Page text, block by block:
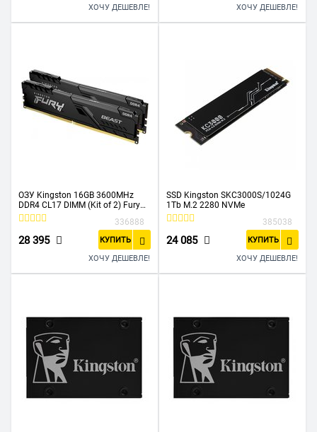
ХОЧУ ДЕШЕВЛЕ! ХОЧУ ДЕШЕВЛЕ!
ОЗУ Kingston 16GB 3600MHz
DDR4 CL17 DIMM (Kit of 2) Fury
Beast Black KF436C17BBK2/16
336888
28 395 КУПИТЬ
ХОЧУ ДЕШЕВЛЕ!
SSD Kingston SKC3000S/1024G
1Tb M.2 2280 NVMe
385038
24 085 КУПИТЬ
ХОЧУ ДЕШЕВЛЕ!